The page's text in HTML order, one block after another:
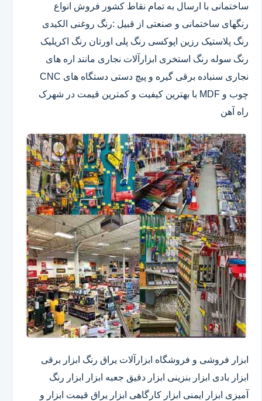
ساختمانی با ارسال به تمام نقاط کشور فروش انواع
رنگهای ساختمانی و صنعتی از قبیل :رنگ روغنی الکیدی
رنگ پلاستیک رزین اپوکسی رنگ پلی اورتان رنگ اکریلیک
رنگ سوله رنگ استخری ابزارآلات نجاری مانند اره های
نجاری سنباده برقی گیره و پیچ دستی دستگاه های CNC
چوب و MDF با بهترین کیفیت و کمترین قیمت در شهرک
راه آهن
ابزار فروشی و فروشگاه ابزارآلات یراق رنگ ابزار برقی
ابزار بادی ابزار بنزینی ابزار دقیق​ جعبه ابزار ابزار رنگ
آمیزی ابزار ایمنی ابزار کارگاهی ابزار یراق قیمت ابزار و